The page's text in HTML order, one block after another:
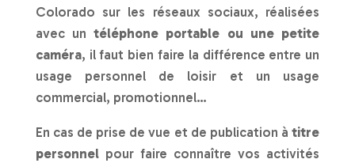
Colorado sur les réseaux sociaux, réalisées
avec untéléphone portable ou une petite
caméra, il faut bien faire la différence entre un
usage personnel de loisir et un usage
commercial, promotionnel…
En cas de prise de vue et de publication àtitre
personnelpour faire connaître vos activités